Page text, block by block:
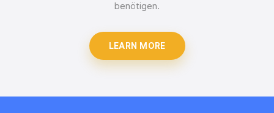
benötigen.
LEARN MORE